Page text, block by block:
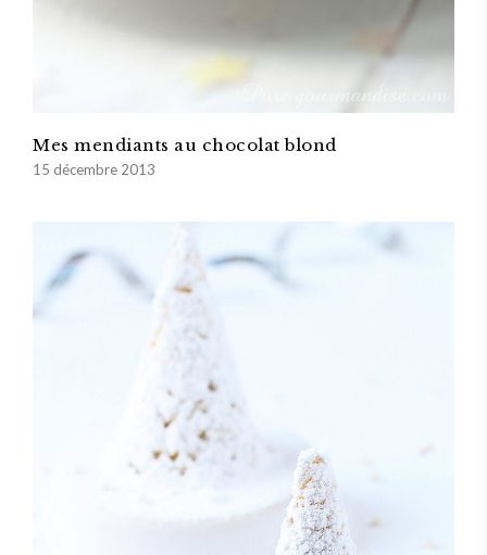
Mes mendiants au chocolat blond
15 décembre 2013